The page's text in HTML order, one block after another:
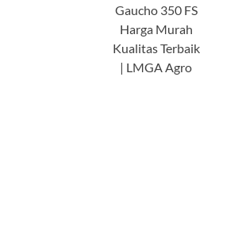
Gaucho 350 FS
Harga Murah
Kualitas Terbaik
| LMGA Agro